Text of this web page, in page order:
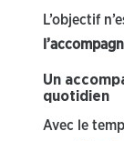
L’objectif
Un
quotidien
Avec le